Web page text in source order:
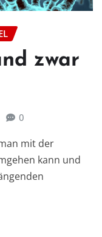
zwar
0
mit der
kann und